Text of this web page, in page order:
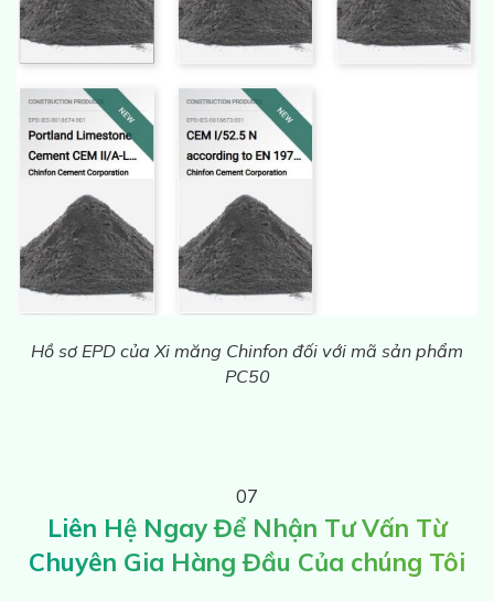
Hồ sơ EPD của Xi măng Chinfon đối với mã sản phẩm
PC50
07
Liên Hệ Ngay Để Nhận Tư Vấn Từ
Chuyên Gia Hàng Đầu Của chúng Tôi